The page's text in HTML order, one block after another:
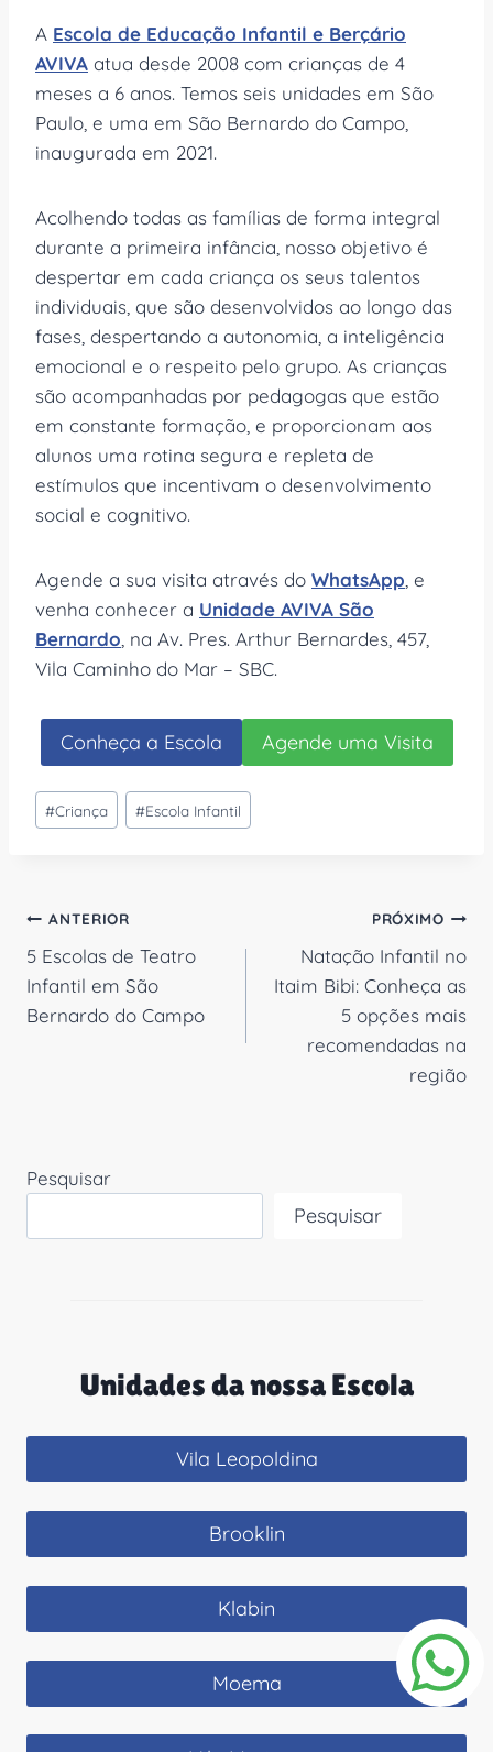
A Escola de Educação Infantil e Berçário
AVIVA atua desde 2008 com crianças de 4
meses a 6 anos. Temos seis unidades em São
Paulo, e uma em São Bernardo do Campo,
inaugurada em 2021.
Acolhendo todas as famílias de forma integral
durante a primeira infância, nosso objetivo é
despertar em cada criança os seus talentos
individuais, que são desenvolvidos ao longo das
fases, despertando a autonomia, a inteligência
emocional e o respeito pelo grupo. As crianças
são acompanhadas por pedagogas que estão
em constante formação, e proporcionam aos
alunos uma rotina segura e repleta de
estímulos que incentivam o desenvolvimento
social e cognitivo.
Agende a sua visita através do WhatsApp, e
venha conhecer a Unidade AVIVA São
Bernardo, na Av. Pres. Arthur Bernardes, 457,
Vila Caminho do Mar – SBC.
Conheça a Escola Agende uma Visita
Tags
do
#Criança #Escola Infantil
Navegação
de
Post
ANTERIOR
5 Escolas de Teatro
Infantil em São
Bernardo do Campo
PRÓXIMO
Natação Infantil no
Itaim Bibi: Conheça as
5 opções mais
recomendadas na
região
Pesquisar
Pesquisar
Unidades da nossa Escola
Vila Leopoldina
Brooklin
Klabin
Moema